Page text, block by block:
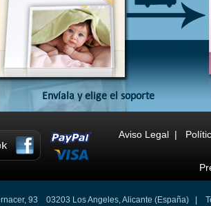
Envíala y elige el soporte
Aviso Legal |
93 03203 Los Angeles, Alicante (España) |